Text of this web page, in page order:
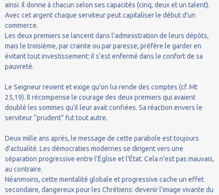
ainsi. Il donne à chacun selon ses capacités (cinq, deux et un talent).
Avec cet argent chaque serviteur peut capitaliser le début d'un
commerce.
Les deux premiers se lancent dans l'administration de leurs dépôts,
mais le troisième, par crainte ou par paresse, préfère le garder en
évitant tout investissement: il s'est enfermé dans le confort de sa
pauvreté.
Le Seigneur revient et exige qu'on lui rende des comptes (cf. Mt
25,19). Il récompense le courage des deux premiers qui avaient
doublé les sommes qu'il leur avait confiées. Sa réaction envers le
serviteur “prudent” fut tout autre.
Deux mille ans après, le message de cette parabole est toujours
d'actualité. Les démocraties modernes se dirigent vers une
séparation progressive entre l'Église et l'État. Cela n'est pas mauvais,
au contraire.
Néanmoins, cette mentalité globale et progressive cache un effet
secondaire, dangereux pour les Chrétiens: devenir l'image vivante du